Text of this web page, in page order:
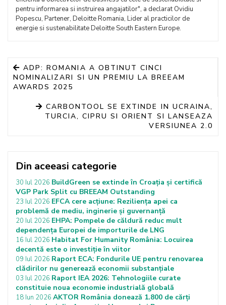
pentru informarea si instruirea angajatilor", a declarat Ovidiu
Popescu, Partener, Deloitte Romania, Lider al practicilor de
energie si sustenabilitate Deloitte South Eastern Europe.
ADP: ROMANIA A OBTINUT CINCI
NOMINALIZARI SI UN PREMIU LA BREEAM
AWARDS 2025
CARBONTOOL SE EXTINDE IN UCRAINA,
TURCIA, CIPRU SI ORIENT SI LANSEAZA
VERSIUNEA 2.0
Din aceeasi categorie
30 Iul 2026 BuildGreen se extinde în Croația și certifică
VGP Park Split cu BREEAM Outstanding
23 Iul 2026 EFCA cere acțiune: Reziliența apei ca
problemă de mediu, inginerie și guvernanță
20 Iul 2026 EHPA: Pompele de căldură reduc mult
dependența Europei de importurile de LNG
16 Iul 2026 Habitat For Humanity România: Locuirea
decentă este o investiție în viitor
09 Iul 2026 Raport ECA: Fondurile UE pentru renovarea
clădirilor nu generează economii substanțiale
03 Iul 2026 Raport IEA 2026: Tehnologiile curate
constituie noua economie industrială globală
18 Iun 2026 AKTOR România donează 1.800 de cărți